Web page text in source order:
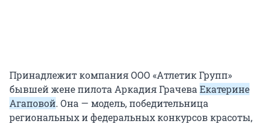
Принадлежит компания ООО «Атлетик Групп»
бывшей жене пилота Аркадия Грачева Екатерине
Агаповой. Она — модель, победительница
региональных и федеральных конкурсов красоты,